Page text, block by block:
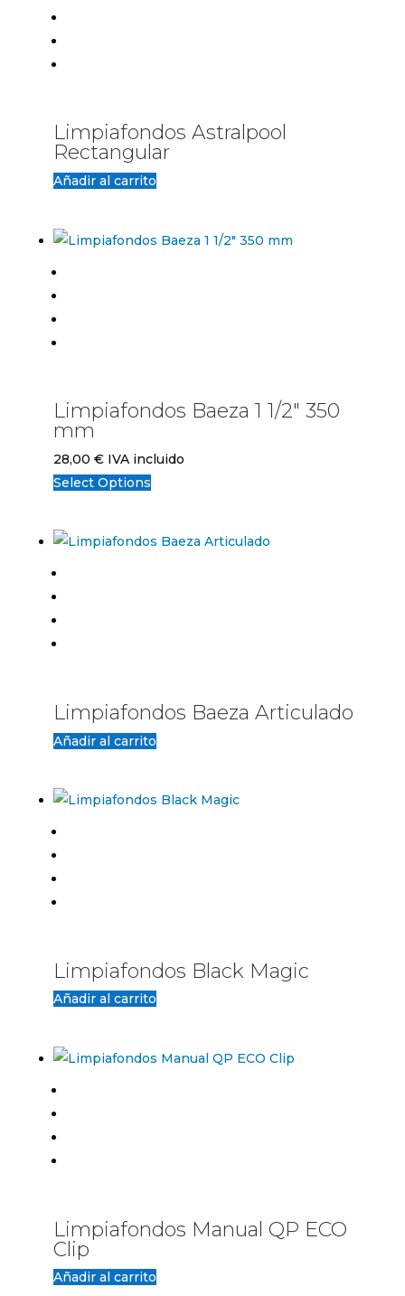
Limpiafondos Astralpool
Rectangular
Añadir al carrito
Limpiafondos Baeza 1 1/2" 350
mm
28,00 € IVA incluido
Select Options
Limpiafondos Baeza Articulado
Añadir al carrito
Limpiafondos Black Magic
Añadir al carrito
Limpiafondos Manual QP ECO
Clip
Añadir al carrito